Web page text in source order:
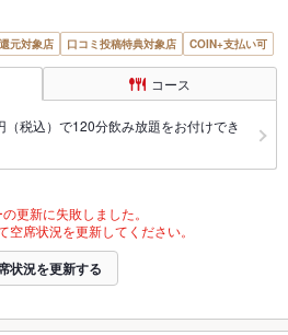
元対象店 口コミ投稿特典対象店 COIN+支払い可
コース
（税込）で120分飲み放題をお付けでき
更新に失敗しました。
空席状況を更新してください。
状況を更新する